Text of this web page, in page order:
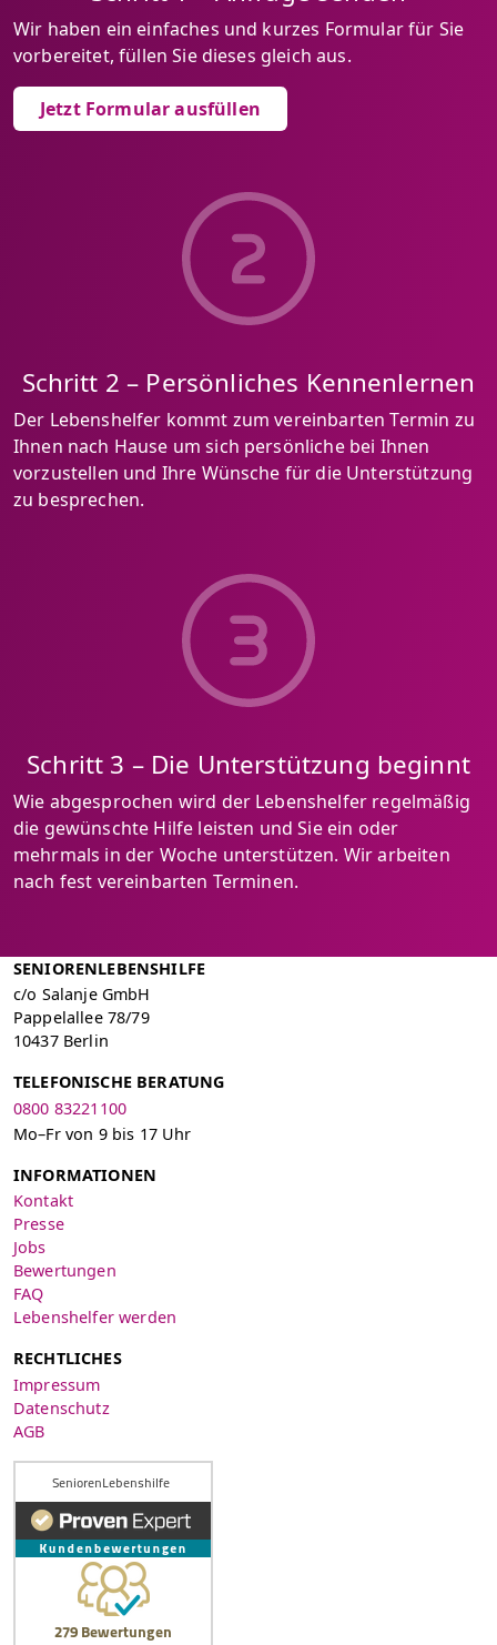
Wir haben ein einfaches und kurzes Formular für Sie
vorbereitet, füllen Sie dieses gleich aus.
Jetzt Formular ausfüllen
Schritt 2 – Persönliches Kennenlernen
Der Lebenshelfer kommt zum vereinbarten Termin zu
Ihnen nach Hause um sich persönliche bei Ihnen
vorzustellen und Ihre Wünsche für die Unterstützung
zu besprechen.
Schritt 3 – Die Unterstützung beginnt
Wie abgesprochen wird der Lebenshelfer regelmäßig
die gewünschte Hilfe leisten und Sie ein oder
mehrmals in der Woche unterstützen. Wir arbeiten
nach fest vereinbarten Terminen.
SENIORENLEBENSHILFE
c/o Salanje GmbH
Pappelallee 78/79
10437 Berlin
TELEFONISCHE BERATUNG
0800 83221100
Mo–Fr von 9 bis 17 Uhr
INFORMATIONEN
Kontakt
Presse
Jobs
Bewertungen
FAQ
Lebenshelfer werden
RECHTLICHES
Impressum
Datenschutz
AGB